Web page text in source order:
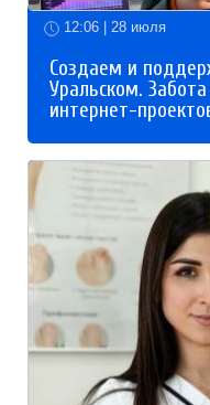
12:06 | 28 июля
Создаем и
Уральском.
интернет-